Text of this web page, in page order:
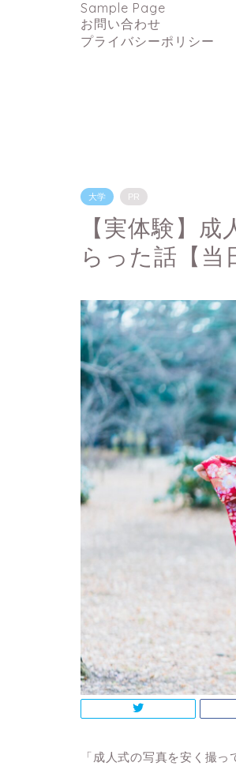
Sample Page
お問い合わせ
プライバシーポリシー
大学 PR
【実体験】
らった話【当
「成人式の写真を安く撮っ